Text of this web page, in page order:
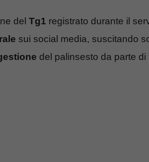
del Tg1 registrato durante il
sui social media, suscitando
del palinsesto da parte di